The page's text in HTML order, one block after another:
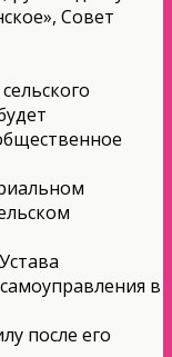
Совет
в
после его